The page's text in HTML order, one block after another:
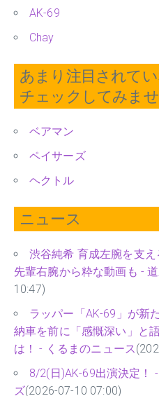
AK-69
Chay
あまり注目されて
チェックしてみま
ベアマン
ペイサーズ
ヘクトル
ニュース
渋谷純希 育成左腕を支
先輩右腕から粋な動画も -
10:47)
ラッパー「AK-69」が新
納車を前に「感慨深い」と
は！ - くるまのニュース
8/2(日)AK-69出演決定！
ズ(2026-07-10 07:00)